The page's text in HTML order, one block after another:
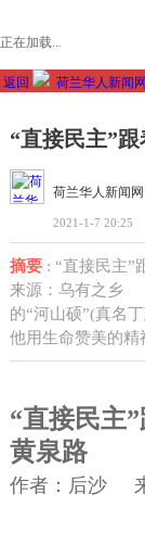
正在加载...
返回 荷兰华人新闻网
“直接民主”
荷兰华人新闻网
2021-1-7 20:25
摘要: “直接民主”
来源：乌有之乡
的“河山硕”(真名
他用生命赞美的精
“直接民主
黄泉路
作者： 后沙